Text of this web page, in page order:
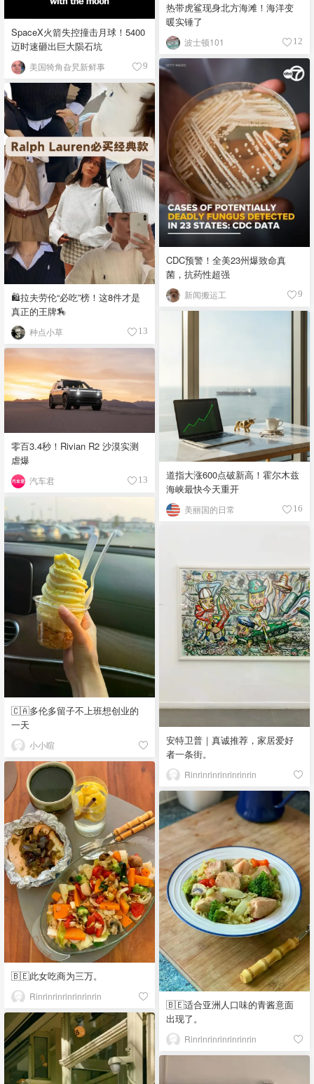
热带虎鲨现身北方海滩！海洋变
暖实锤了
波士顿101 12
SpaceX火箭失控撞击月球！5400
迈时速砸出巨大陨石坑
美国犄角旮旯新鲜事 9
CDC预警！全美23州爆致命真
菌，抗药性超强
新闻搬运工 9
🛍️拉夫劳伦“必吃”榜！这8件才是
真正的王牌🏇
种点小草 13
道指大涨600点破新高！霍尔木兹
海峡最快今天重开
美丽国的日常 16
零百3.4秒！Rivian R2 沙漠实测
虐爆
汽车君 13
🇨🇦多伦多留子不上班想创业的
一天
小小暄
安特卫普｜真诚推荐，家居爱好
者一条街。
Rinrinrinrinrinrinrin
🇧🇪此女吃商为三万。
Rinrinrinrinrinrinrin
🇧🇪适合亚洲人口味的青酱意面
出现了。
Rinrinrinrinrinrinrin